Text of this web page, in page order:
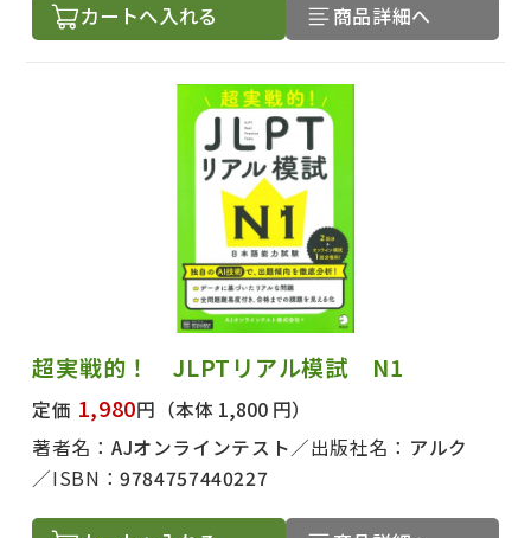
カートへ入れる 商品詳細へ
超実戦的！ JLPTリアル模試 N1
定価 1,980円 （本体 1,800 円）
著者名： AJオンラインテスト 出版社名： アルク
ISBN：9784757440227